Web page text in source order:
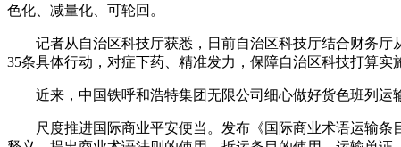
色化、减量化、可轮回。
记者从自治区科技厅获悉，日前自治区科技厅结合财务厅
35条具体行动，对症下药、精准发力，保障自治区科技打算
近来，中国铁呼和浩特集团无限公司细心做好货色班列运
尺度推进国际商业平安便当。发布《国际商业术语运输条